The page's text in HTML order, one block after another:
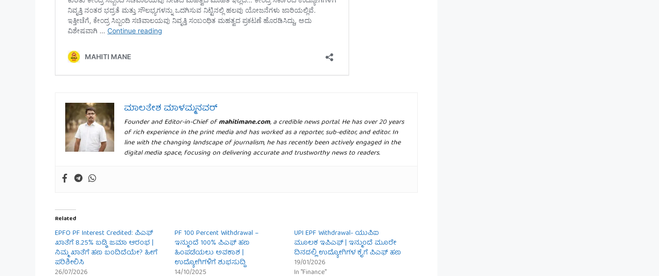
ಮಾಲತೇಶ ಮಾಳಮ್ಮನವರ್
Founder and Editor-in-Chief ofmahitimane.com, a credible news portal. He has over 20 years
of rich experience in the print media and has worked as a reporter, sub-editor, and editor. In
line with the changing landscape of journalism, he has recently been actively engaged in the
digital media space, focusing on delivering accurate and trustworthy news to readers.
Related
EPFO PF Interest Credited: ಪಿಎಫ್
ಖಾತೆಗೆ 8.25% ಬಡ್ಡಿ ಜಮಾ ಆರಂಭ |
ನಿಮ್ಮ ಖಾತೆಗೆ ಹಣ ಬಂದಿದೆಯೇ? ಹೀಗೆ
ಪರಿಶೀಲಿಸಿ
26/07/2026
PF 100 Percent Withdrawal –
ಇನ್ಮುಂದೆ 100% ಪಿಎಫ್ ಹಣ
ಹಿಂಪಡೆಯಲು ಅವಕಾಶ |
ಉದ್ಯೋಗಿಗಳಿಗೆ ಶುಭಸುದ್ದಿ
14/10/2025
UPI EPF Withdrawal- ಯುಪಿಐ
ಮೂಲಕ ಇಪಿಎಫ್ | ಇನ್ಮುಂದೆ ಮೂರೇ
ದಿನದಲ್ಲಿ ಉದ್ಯೋಗಿಗಳ ಕೈಗೆ ಪಿಎಫ್ ಹಣ
19/01/2026
In "Finance"